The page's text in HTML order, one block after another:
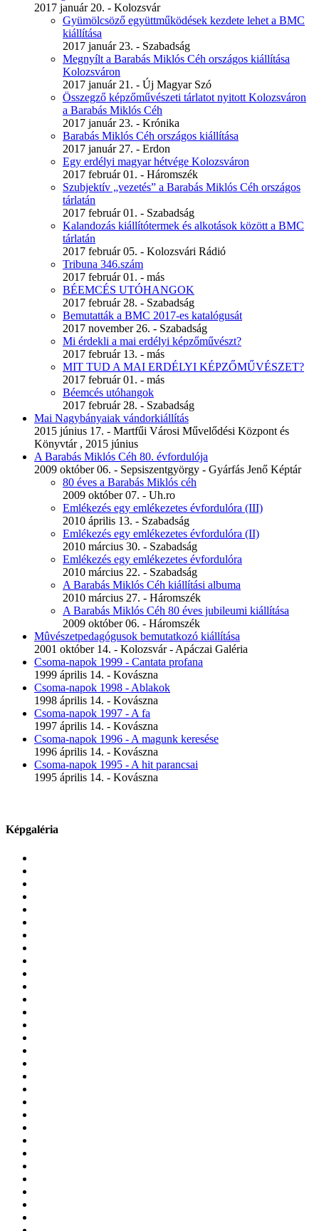
2017 január 20. - Kolozsvár
Gyümölcsöző együttműködések kezdete lehet a BMC
kiállítása
2017 január 23. - Szabadság
Megnyílt a Barabás Miklós Céh országos kiállítása
Kolozsváron
2017 január 21. - Új Magyar Szó
Összegző képzőművészeti tárlatot nyitott Kolozsváron
a Barabás Miklós Céh
2017 január 23. - Krónika
Barabás Miklós Céh országos kiállítása
2017 január 27. - Erdon
Egy erdélyi magyar hétvége Kolozsváron
2017 február 01. - Háromszék
Szubjektív „vezetés” a Barabás Miklós Céh országos
tárlatán
2017 február 01. - Szabadság
Kalandozás kiállítótermek és alkotások között a BMC
tárlatán
2017 február 05. - Kolozsvári Rádió
Tribuna 346.szám
2017 február 01. - más
BÉEMCÉS UTÓHANGOK
2017 február 28. - Szabadság
Bemutatták a BMC 2017-es katalógusát
2017 november 26. - Szabadság
Mi érdekli a mai erdélyi képzőművészt?
2017 február 13. - más
MIT TUD A MAI ERDÉLYI KÉPZŐMŰVÉSZET?
2017 február 01. - más
Béemcés utóhangok
2017 február 28. - Szabadság
Mai Nagybányaiak vándorkiállítás
2015 június 17. - Martfűi Városi Művelődési Központ és
Könyvtár , 2015 június
A Barabás Miklós Céh 80. évfordulója
2009 október 06. - Sepsiszentgyörgy - Gyárfás Jenő Képtár
80 éves a Barabás Miklós céh
2009 október 07. - Uh.ro
Emlékezés egy emlékezetes évfordulóra (III)
2010 április 13. - Szabadság
Emlékezés egy emlékezetes évfordulóra (II)
2010 március 30. - Szabadság
Emlékezés egy emlékezetes évfordulóra
2010 március 22. - Szabadság
A Barabás Miklós Céh kiállítási albuma
2010 március 27. - Háromszék
A Barabás Miklós Céh 80 éves jubileumi kiállítása
2009 október 06. - Háromszék
Mûvészetpedagógusok bemutatkozó kiállítása
2001 október 14. - Kolozsvár - Apáczai Galéria
Csoma-napok 1999 - Cantata profana
1999 április 14. - Kovászna
Csoma-napok 1998 - Ablakok
1998 április 14. - Kovászna
Csoma-napok 1997 - A fa
1997 április 14. - Kovászna
Csoma-napok 1996 - A magunk keresése
1996 április 14. - Kovászna
Csoma-napok 1995 - A hit parancsai
1995 április 14. - Kovászna
Képgaléria